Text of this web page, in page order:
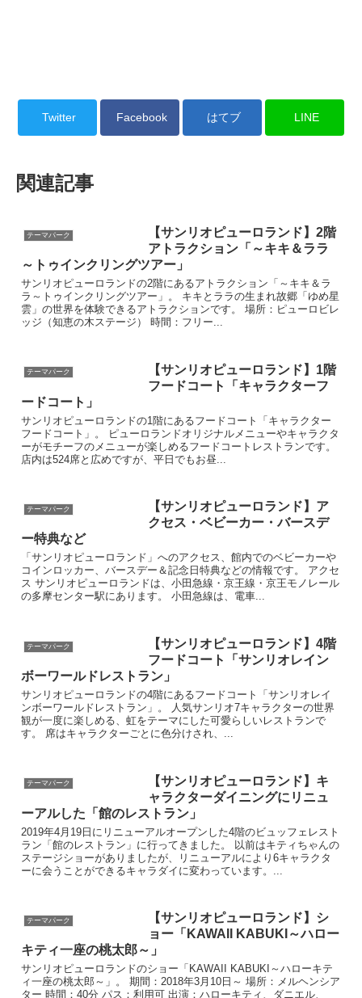
Twitter Facebook はてブ LINE
関連記事
テーマパーク
【サンリオピューロランド】2階
アトラクション「～キキ＆ララ
～トゥインクリングツアー」
サンリオピューロランドの2階にあるアトラクション「～キキ＆ラ
ラ～トゥインクリングツアー」。 キキとララの生まれ故郷「ゆめ星
雲」の世界を体験できるアトラクションです。 場所：ピューロビレ
ッジ（知恵の木ステージ） 時間：フリー...
テーマパーク
【サンリオピューロランド】1階
フードコート「キャラクターフ
ードコート」
サンリオピューロランドの1階にあるフードコート「キャラクター
フードコート」。 ピューロランドオリジナルメニューやキャラクタ
ーがモチーフのメニューが楽しめるフードコートレストランです。
店内は524席と広めですが、平日でもお昼...
テーマパーク
【サンリオピューロランド】ア
クセス・ベビーカー・バースデ
ー特典など
「サンリオピューロランド」へのアクセス、館内でのベビーカーや
コインロッカー、バースデー＆記念日特典などの情報です。 アクセ
ス サンリオピューロランドは、小田急線・京王線・京王モノレール
の多摩センター駅にあります。 小田急線は、電車...
テーマパーク
【サンリオピューロランド】4階
フードコート「サンリオレイン
ボーワールドレストラン」
サンリオピューロランドの4階にあるフードコート「サンリオレイ
ンボーワールドレストラン」。 人気サンリオ7キャラクターの世界
観が一度に楽しめる、虹をテーマにした可愛らしいレストランで
す。 席はキャラクターごとに色分けされ、...
テーマパーク
【サンリオピューロランド】キ
ャラクターダイニングにリニュ
ーアルした「館のレストラン」
2019年4月19日にリニューアルオープンした4階のビュッフェレスト
ラン「館のレストラン」に行ってきました。 以前はキティちゃんの
ステージショーがありましたが、リニューアルにより6キャラクタ
ーに会うことができるキャラダイに変わっています。...
テーマパーク
【サンリオピューロランド】シ
ョー「KAWAII KABUKI～ハロー
キティ一座の桃太郎～」
サンリオピューロランドのショー「KAWAII KABUKI～ハローキテ
ィ一座の桃太郎～」。 期間：2018年3月10日～ 場所：メルヘンシア
ター 時間：40分 パス：利用可 出演：ハローキティ、ダニエル、